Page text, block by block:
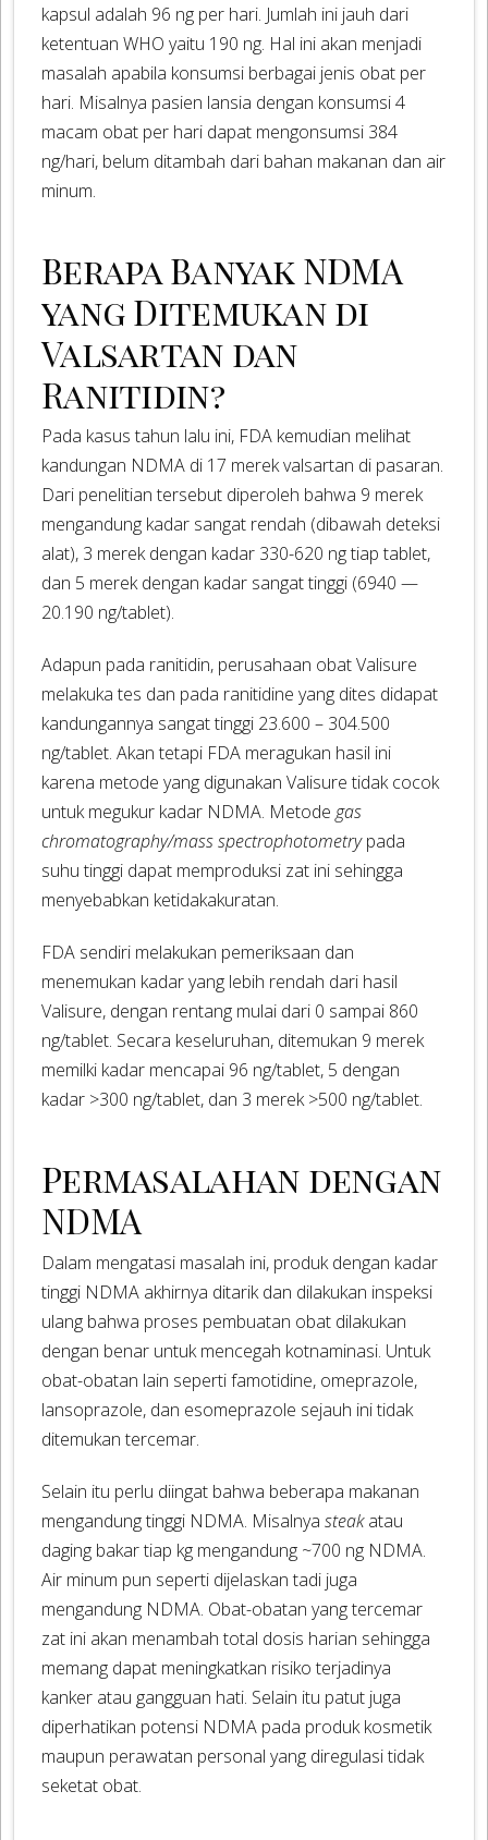
kapsul adalah 96 ng per hari. Jumlah ini jauh dari
ketentuan WHO yaitu 190 ng. Hal ini akan menjadi
masalah apabila konsumsi berbagai jenis obat per
hari. Misalnya pasien lansia dengan konsumsi 4
macam obat per hari dapat mengonsumsi 384
ng/hari, belum ditambah dari bahan makanan dan air
minum.
Berapa Banyak NDMA
yang Ditemukan di
Valsartan dan
Ranitidin?
Pada kasus tahun lalu ini, FDA kemudian melihat
kandungan NDMA di 17 merek valsartan di pasaran.
Dari penelitian tersebut diperoleh bahwa 9 merek
mengandung kadar sangat rendah (dibawah deteksi
alat), 3 merek dengan kadar 330-620 ng tiap tablet,
dan 5 merek dengan kadar sangat tinggi (6940 —
20.190 ng/tablet).
Adapun pada ranitidin, perusahaan obat Valisure
melakuka tes dan pada ranitidine yang dites didapat
kandungannya sangat tinggi 23.600 – 304.500
ng/tablet. Akan tetapi FDA meragukan hasil ini
karena metode yang digunakan Valisure tidak cocok
untuk megukur kadar NDMA. Metodegas
chromatography/mass spectrophotometrypada
suhu tinggi dapat memproduksi zat ini sehingga
menyebabkan ketidakakuratan.
FDA sendiri melakukan pemeriksaan dan
menemukan kadar yang lebih rendah dari hasil
Valisure, dengan rentang mulai dari 0 sampai 860
ng/tablet. Secara keseluruhan, ditemukan 9 merek
memilki kadar mencapai 96 ng/tablet, 5 dengan
kadar >300 ng/tablet, dan 3 merek >500 ng/tablet.
Permasalahan dengan
NDMA
Dalam mengatasi masalah ini, produk dengan kadar
tinggi NDMA akhirnya ditarik dan dilakukan inspeksi
ulang bahwa proses pembuatan obat dilakukan
dengan benar untuk mencegah kotnaminasi. Untuk
obat-obatan lain seperti famotidine, omeprazole,
lansoprazole, dan esomeprazole sejauh ini tidak
ditemukan tercemar.
Selain itu perlu diingat bahwa beberapa makanan
mengandung tinggi NDMA. Misalnyasteakatau
daging bakar tiap kg mengandung ~700 ng NDMA.
Air minum pun seperti dijelaskan tadi juga
mengandung NDMA. Obat-obatan yang tercemar
zat ini akan menambah total dosis harian sehingga
memang dapat meningkatkan risiko terjadinya
kanker atau gangguan hati. Selain itu patut juga
diperhatikan potensi NDMA pada produk kosmetik
maupun perawatan personal yang diregulasi tidak
seketat obat.